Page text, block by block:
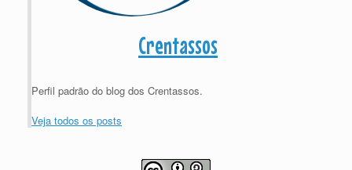
Crentassos
Perfil padrão do blog dos Crentassos.
Veja todos os posts